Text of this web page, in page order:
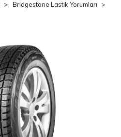
Bridgestone Lastik Yorumları